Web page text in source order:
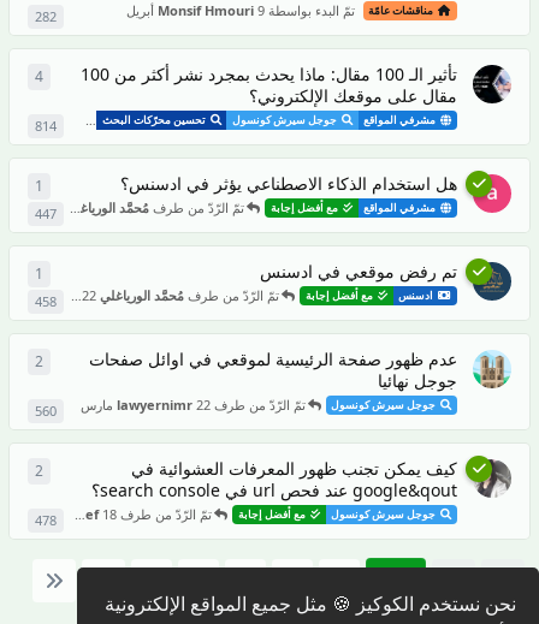
نحن نستخدم الكوكيز 🍪 مثل جميع المواقع الإلكترونية
مناقشات عامّة تمّ البدء بواسطة Monsif Hmouri 9 أبريل 282
تأثير الـ 100 مقال: ماذا يحدث بمجرد نشر أكثر من 100
مقال على موقعك الإلكتروني؟
مشرفي المواقع جوجل سيرش كونسول تحسين محرّكات البحث بلوجر814
4
هل استخدام الذكاء الاصطناعي يؤثر في ادسنس؟
مشرفي المواقع مع أفضل إجابة تمّ الرّدّ من طرف مُحمَّد الورياغلي 1 أبريل447
1
تم رفض موقعي في ادسنس
ادسنس مع أفضل إجابة تمّ الرّدّ من طرف مُحمَّد الورياغلي 22 مارس 458
1
عدم ظهور صفحة الرئيسية لموقعي في اوائل صفحات
جوجل نهائيا
جوجل سيرش كونسول تمّ الرّدّ من طرف lawyernimr 22 مارس 560
2
كيف يمكن تجنب ظهور المعرفات العشوائية في
google&qout عند فحص url في search console؟
جوجل سيرش كونسول مع أفضل إجابة تمّ الرّدّ من طرف Youssef 18 مارس 478
2